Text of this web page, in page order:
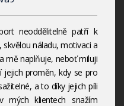
neoddělitelně patří k
náladu, motivaci a
mě naplňuje, neboť miluji
jejich proměn, kdy se pro
a to díky jejich píli
klientech snažím